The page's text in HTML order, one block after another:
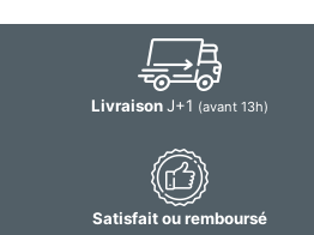
LivraisonJ+1 (avant 13h)
Satisfait ou remboursé